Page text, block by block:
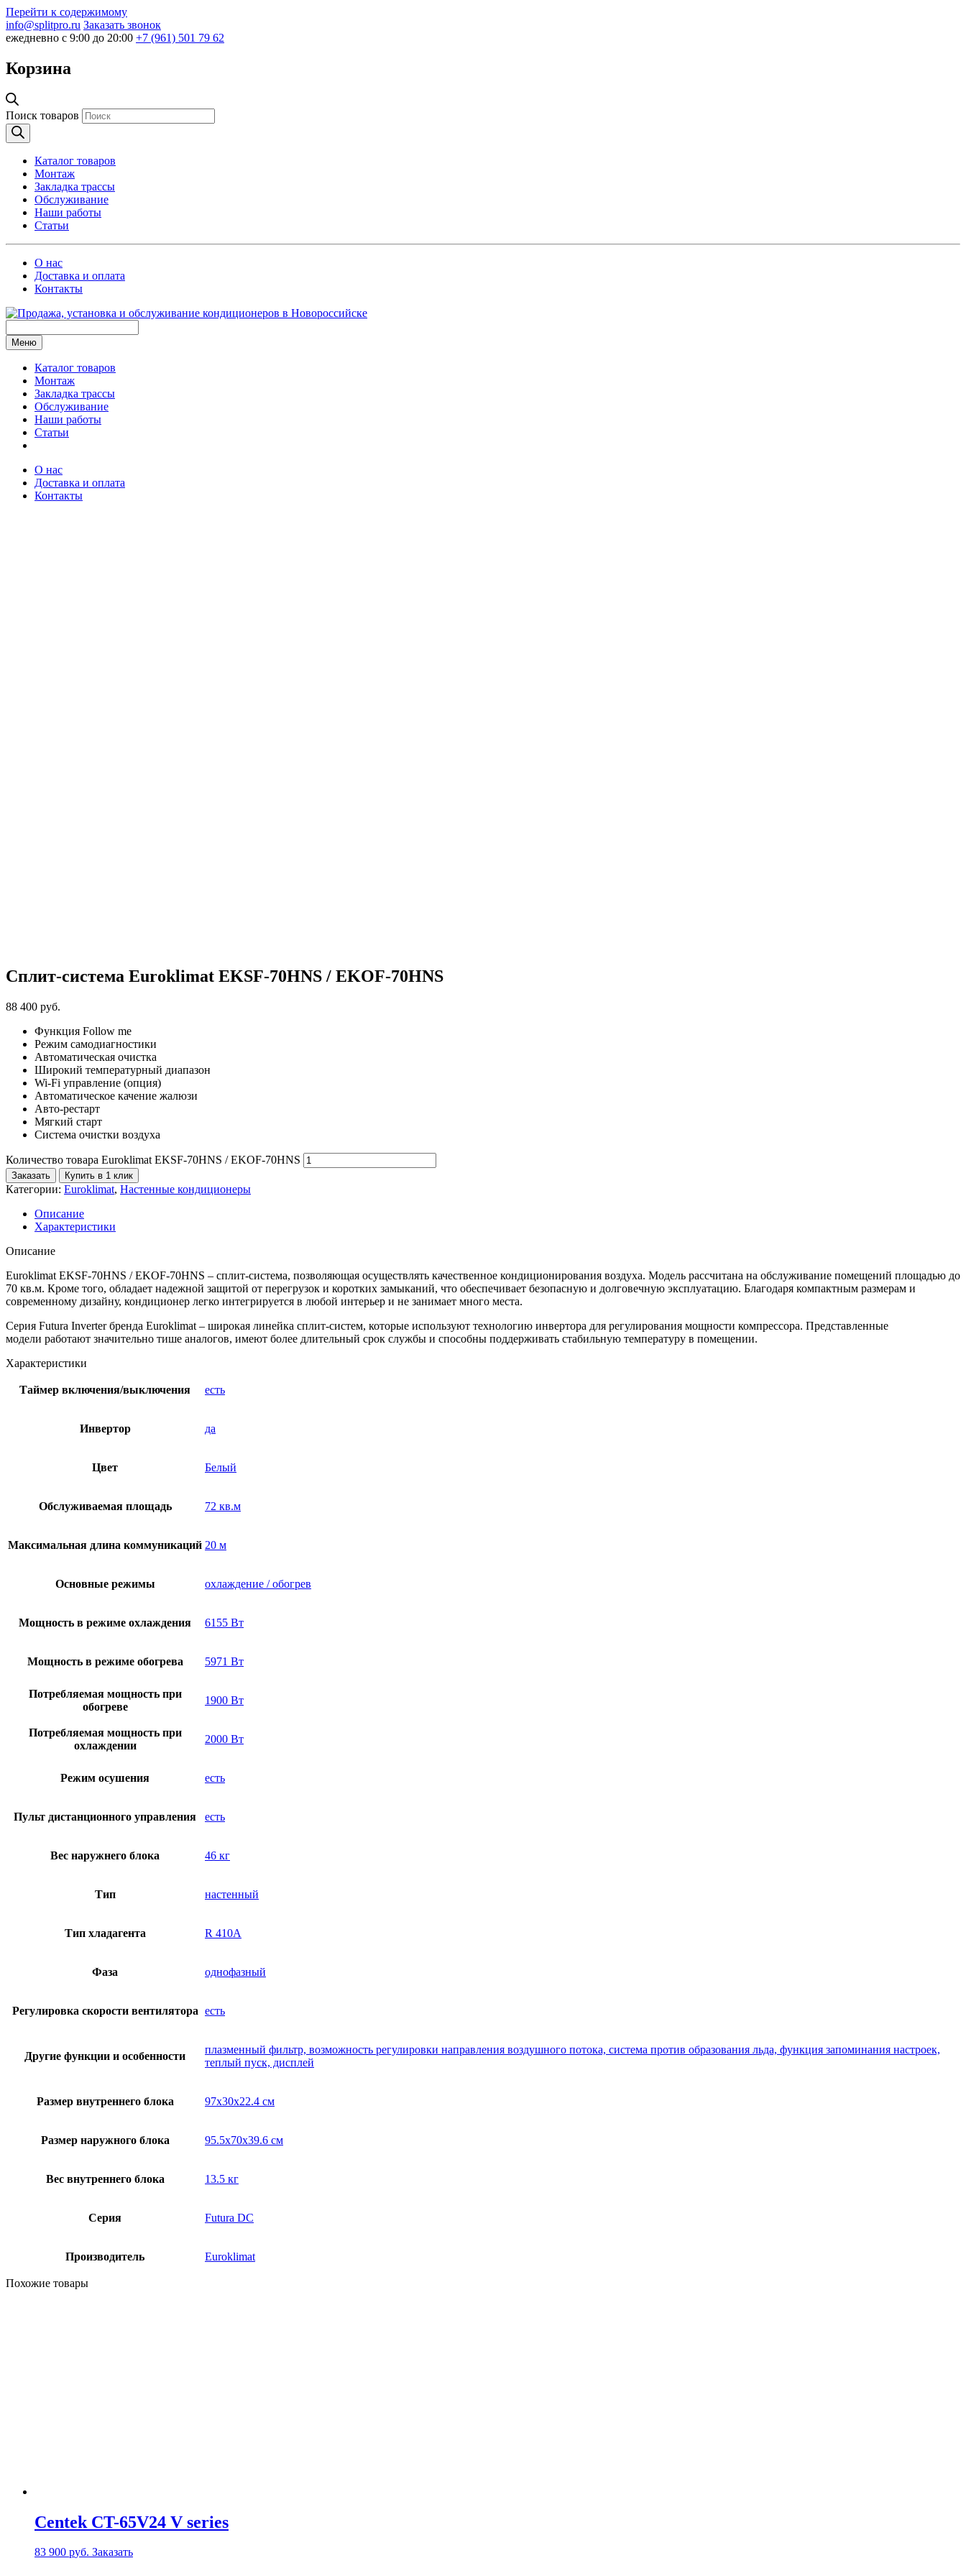
Перейти к содержимому
info@splitpro.ru Заказать звонок
ежедневно с 9:00 до 20:00 +7 (961) 501 79 62
Корзина
Поиск товаров
Каталог товаров
Монтаж
Закладка трассы
Обслуживание
Наши работы
Статьи
О нас
Доставка и оплата
Контакты
Меню
Каталог товаров
Монтаж
Закладка трассы
Обслуживание
Наши работы
Статьи
О нас
Доставка и оплата
Контакты
Сплит-система Euroklimat EKSF-70HNS / EKOF-70HNS
88 400 руб.
Функция Follow me
Режим самодиагностики
Автоматическая очистка
Широкий температурный диапазон
Wi-Fi управление (опция)
Автоматическое качение жалюзи
Авто-рестарт
Мягкий старт
Система очистки воздуха
Количество товара Euroklimat EKSF-70HNS / EKOF-70HNS
Заказать Купить в 1 клик
Категории: Euroklimat, Настенные кондиционеры
Описание
Характеристики
Описание
Euroklimat EKSF-70HNS / EKOF-70HNS – сплит-система, позволяющая осуществлять качественное кондиционирования воздуха. Модель рассчитана на обслуживание помещений площадью до
70 кв.м. Кроме того, обладает надежной защитой от перегрузок и коротких замыканий, что обеспечивает безопасную и долговечную эксплуатацию. Благодаря компактным размерам и
современному дизайну, кондиционер легко интегрируется в любой интерьер и не занимает много места.
Серия Futura Inverter бренда Euroklimat – широкая линейка сплит-систем, которые используют технологию инвертора для регулирования мощности компрессора. Представленные
модели работают значительно тише аналогов, имеют более длительный срок службы и способны поддерживать стабильную температуру в помещении.
Характеристики
Таймер включения/выключения есть
Инвертор да
Цвет Белый
Обслуживаемая площадь 72 кв.м
Максимальная длина коммуникаций 20 м
Основные режимы охлаждение / обогрев
Мощность в режиме охлаждения 6155 Вт
Мощность в режиме обогрева 5971 Вт
Потребляемая мощность при
обогреве
1900 Вт
Потребляемая мощность при
охлаждении
2000 Вт
Режим осушения есть
Пульт дистанционного управления есть
Вес наружнего блока 46 кг
Тип настенный
Тип хладагента R 410A
Фаза однофазный
Регулировка скорости вентилятора есть
Другие функции и особенности
плазменный фильтр, возможность регулировки направления воздушного потока, система против образования льда, функция запоминания настроек,
теплый пуск, дисплей
Размер внутреннего блока 97x30x22.4 см
Размер наружного блока 95.5x70x39.6 см
Вес внутреннего блока 13.5 кг
Серия Futura DC
Производитель Euroklimat
Похожие товары
Centek CT-65V24 V series
83 900 руб. Заказать